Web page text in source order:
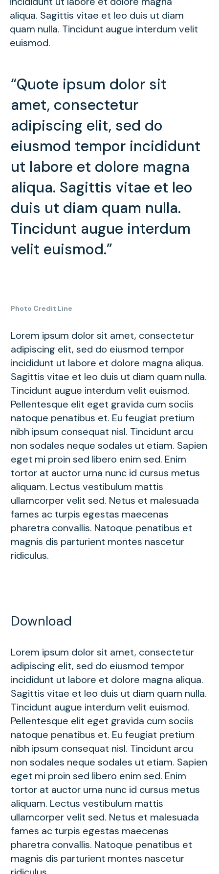
aliqua. Sagittis vitae et leo duis ut diam
quam nulla. Tincidunt augue interdum velit
euismod.
“Quote ipsum dolor sit
amet, consectetur
adipiscing elit, sed do
eiusmod tempor incididunt
ut labore et dolore magna
aliqua. Sagittis vitae et leo
duis ut diam quam nulla.
Tincidunt augue interdum
velit euismod.”
Photo Credit Line
Lorem ipsum dolor sit amet, consectetur
adipiscing elit, sed do eiusmod tempor
incididunt ut labore et dolore magna aliqua.
Sagittis vitae et leo duis ut diam quam nulla.
Tincidunt augue interdum velit euismod.
Pellentesque elit eget gravida cum sociis
natoque penatibus et. Eu feugiat pretium
nibh ipsum consequat nisl. Tincidunt arcu
non sodales neque sodales ut etiam. Sapien
eget mi proin sed libero enim sed. Enim
tortor at auctor urna nunc id cursus metus
aliquam. Lectus vestibulum mattis
ullamcorper velit sed. Netus et malesuada
fames ac turpis egestas maecenas
pharetra convallis. Natoque penatibus et
magnis dis parturient montes nascetur
ridiculus.
Download
Lorem ipsum dolor sit amet, consectetur
adipiscing elit, sed do eiusmod tempor
incididunt ut labore et dolore magna aliqua.
Sagittis vitae et leo duis ut diam quam nulla.
Tincidunt augue interdum velit euismod.
Pellentesque elit eget gravida cum sociis
natoque penatibus et. Eu feugiat pretium
nibh ipsum consequat nisl. Tincidunt arcu
non sodales neque sodales ut etiam. Sapien
eget mi proin sed libero enim sed. Enim
tortor at auctor urna nunc id cursus metus
aliquam. Lectus vestibulum mattis
ullamcorper velit sed. Netus et malesuada
fames ac turpis egestas maecenas
pharetra convallis. Natoque penatibus et
magnis dis parturient montes nascetur